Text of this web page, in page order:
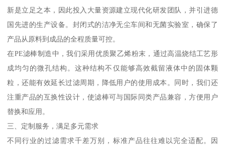
新是立足之本，因此投入大量资源建立现代化研发团队，并引进德
国先进的生产设备。封闭式的洁净无尘车间和无菌实验室，确保了
产品从原料到成品的全程质量可控。
在PE滤棒制造中，我们采用优质聚乙烯粉末，通过高温烧结工艺形
成均匀的微孔结构。这种结构不仅能够高效截留液体中的固体颗
粒，还能有效延长过滤周期，降低用户的使用成本。同时，我们还
注重产品的互换性设计，使滤棒可与国际同类产品兼容，方便用户
替换和应用。
三、定制服务，满足多元需求
不同行业的过滤需求千差万别，标准产品往往难以完全适配。因